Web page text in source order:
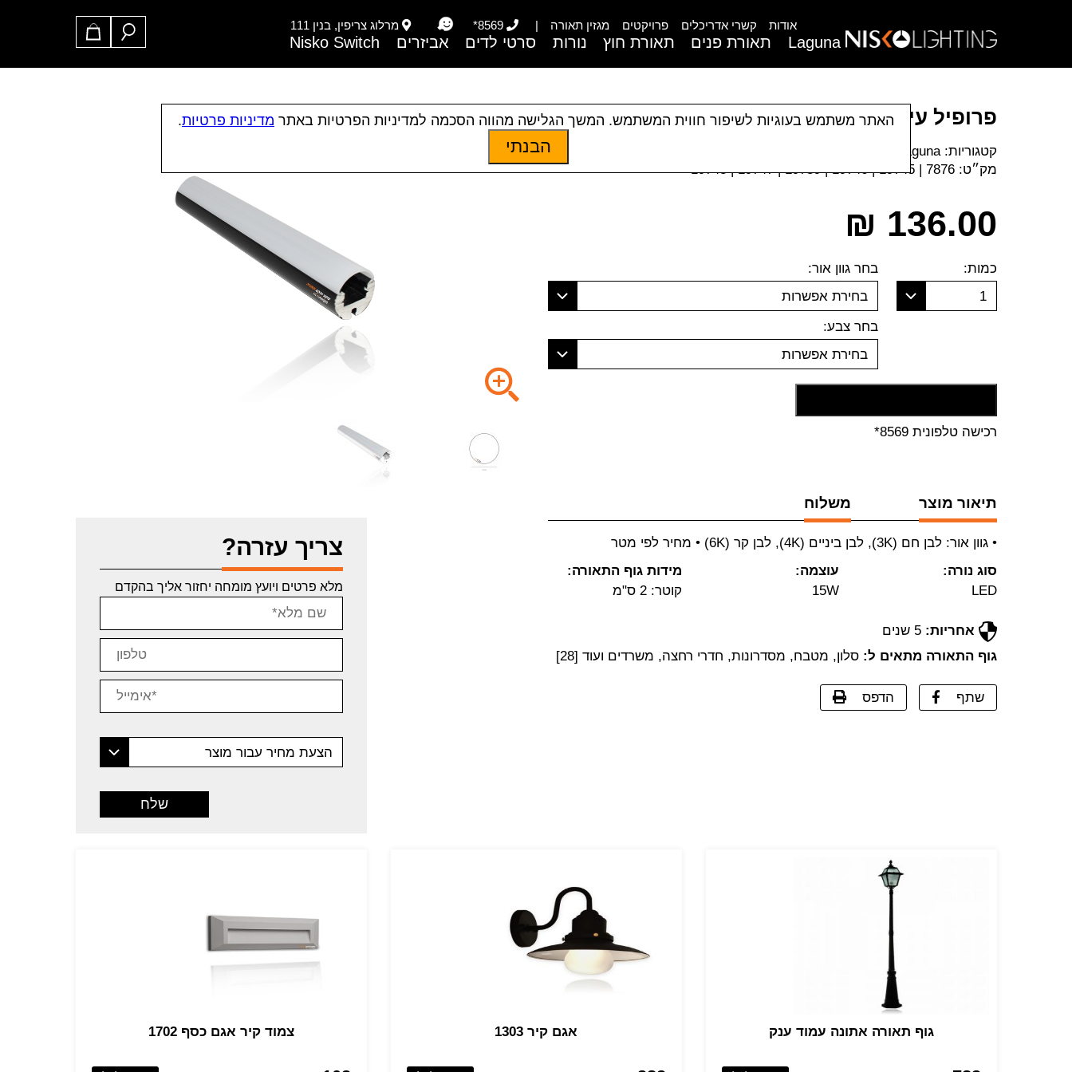
אודות קשרי אדריכלים פרויקטים מגזין תאורה |
8569* מרלוג צריפין, בנין 111
Laguna תאורת פנים תאורת חוץ נורות סרטי לדים אביזרים Nisko Switch
פרופיל עיפרון
קטגוריות:Laguna
מק״ט:7876 | 19745 | 19746 | 19739 | 19747 | 19748
136.00
₪
כמות:
1
בחר גוון אור:
בחירת אפשרות
בחר צבע:
בחירת אפשרות
רכישה טלפונית 8569*
תיאור מוצר משלוח
• גוון אור: לבן חם (3K), לבן ביניים (4K), לבן קר (6K) • מחיר לפי מטר
סוג נורה:
LED
עוצמה:
15W
מידות גוף התאורה:
קוטר: 2 ס"מ
אחריות: 5 שנים
גוף התאורה מתאים ל:סלון, מטבח, מסדרונות, חדרי רחצה, משרדים ועוד [28]
שתף הדפס
צריך עזרה?
מלא פרטים ויועץ מומחה יחזור אליך בהקדם
הצעת מחיר עבור מוצר
גוף תאורה אתונה עמוד ענק אגם קיר 1303 צמוד קיר אגם כסף 1702
האתר משתמש בעוגיות לשיפור חווית המשתמש. המשך הגלישה מהווה הסכמה למדיניות הפרטיות באתר מדיניות פרטיות.
הבנתי